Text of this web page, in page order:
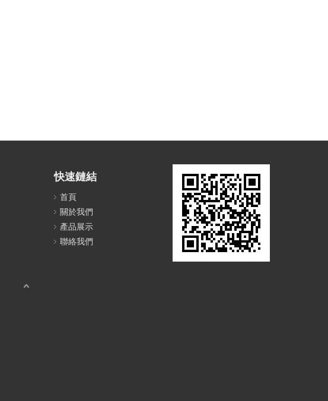
快速鏈結
首頁
關於我們
產品展示
聯絡我們